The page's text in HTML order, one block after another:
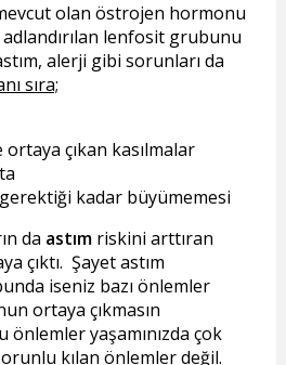
olan östrojen hormonu
adlandırılan lenfosit grubunu
alerji gibi sorunları da
sıra;
çıkan kasılmalar
kadar büyümemesi
da astımriskini arttıran
çıktı. Şayet astım
iseniz bazı önlemler
ortaya çıkmasın
yaşamınızda çok
kılan önlemler değil.